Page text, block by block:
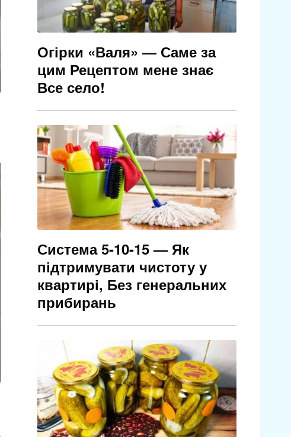
Огірки «Валя» — Саме за
цим Рецептом мене знає
Все село!
Система 5-10-15 — Як
підтримувати чистоту у
квартирі, Без генеральних
прибирань